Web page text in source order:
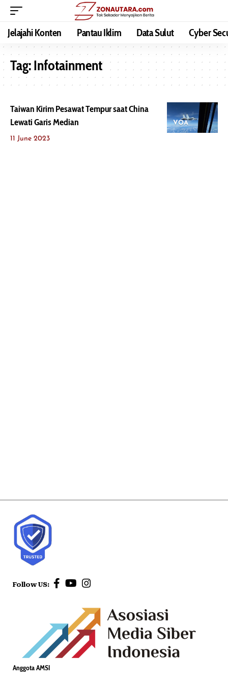
Jelajahi Konten Pantau Iklim Data Sulut Cyber
Tag:Infotainment
VOA
Taiwan Kirim Pesawat Tempur saat China
Lewati Garis Median
11 June 2023
Follow US:
Anggota AMSI